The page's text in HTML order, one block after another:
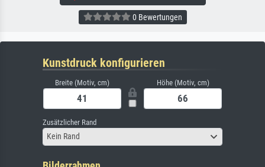
0 Bewertungen
Kunstdruck konfigurieren
Breite (Motiv, cm) Höhe (Motiv, cm)
Zusätzlicher Rand
Kein Rand